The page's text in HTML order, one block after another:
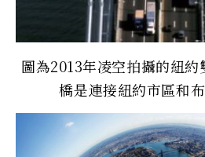
圖為2013年凌空拍攝的紐
橋是連接紐約市區和